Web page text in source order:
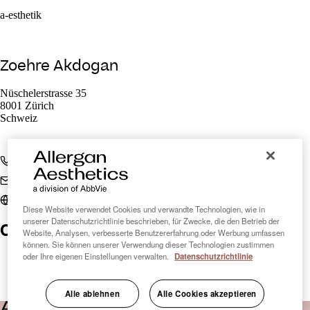
a-esthetik
Zoehre Akdogan
Nüschelerstrasse 35
8001 Zürich
Schweiz
+41 44 545 29 99
info@a-esthetik.ch
Clinic Finder Schweiz
Diese Website verwendet Cookies und verwandte Technologien, wie in
unserer Datenschutzrichtlinie beschrieben, für Zwecke, die den Betrieb der
Website, Analysen, verbesserte Benutzererfahrung oder Werbung umfassen
können. Sie können unserer Verwendung dieser Technologien zustimmen
oder Ihre eigenen Einstellungen verwalten.
Datenschutzrichtlinie
Alle ablehnen Alle Cookies akzeptieren